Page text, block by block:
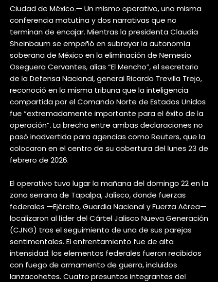
Ciudad de México.— Un mismo operativo, una misma
conferencia matutina y dos narrativas que no
terminan de encajar. Mientras la presidenta Claudia
Sheinbaum se empeñó en subrayar la autonomía
soberana de México en la eliminación de Nemesio
Oseguera Cervantes, alias “El Mencho”, el secretario
de la Defensa Nacional, general Ricardo Trevilla Trejo,
reconoció en la misma tribuna que la inteligencia
compartida por el Comando Norte de Estados Unidos
fue “extremadamente importante para el éxito de la
operación”. La brecha entre ambas declaraciones no
pasó inadvertida para agencias como Reuters, que la
colocaron en el centro de su cobertura del lunes 23 de
febrero de 2026.
El operativo tuvo lugar la mañana del domingo 22 en la
zona serrana de Tapalpa, Jalisco, donde fuerzas
federales —Ejército, Guardia Nacional y Fuerza Aérea—
localizaron al líder del Cártel Jalisco Nueva Generación
(CJNG) tras el seguimiento de una de sus parejas
sentimentales. El enfrentamiento fue de alta
intensidad: los elementos federales fueron recibidos
con fuego de armamento de guerra, incluidos
lanzacohetes. Cuatro presuntos integrantes del